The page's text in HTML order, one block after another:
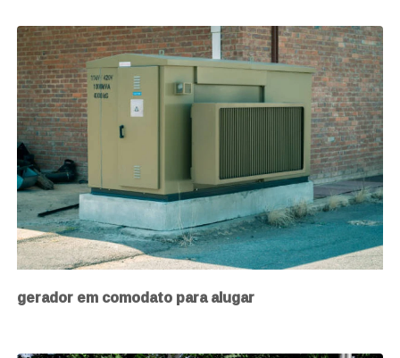
gerador em comodato para alugar